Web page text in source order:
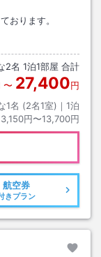
おります。
2名 1泊1部屋 合計
〜 27,400円
1名 (2名1室)｜ 1泊
3,150円〜13,700円
航空券
きプラン